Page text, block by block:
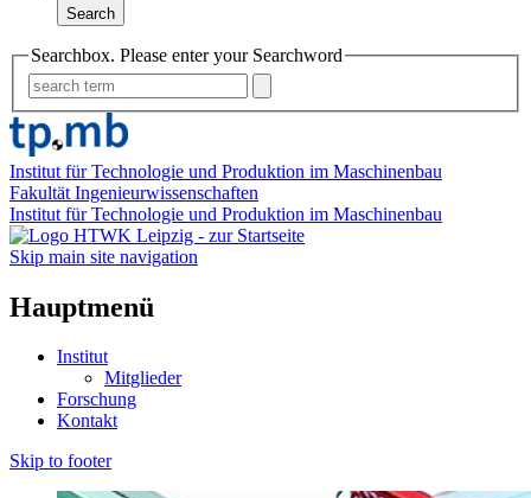
Search
Searchbox. Please enter your Searchword
Institut für Technologie und Produktion im Maschinenbau
Fakultät Ingenieurwissenschaften
Institut für Technologie und Produktion im Maschinenbau
Skip main site navigation
Hauptmenü
Institut
Mitglieder
Forschung
Kontakt
Skip to footer